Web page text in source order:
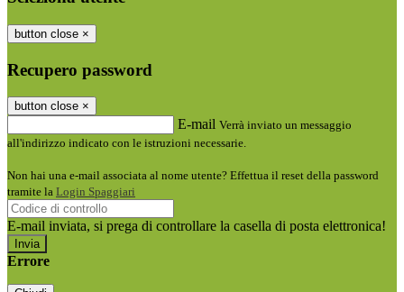
button close ×
Recupero password
button close ×
E-mail Verrà inviato un messaggio
all'indirizzo indicato con le istruzioni necessarie.
Non hai una e-mail associata al nome utente? Effettua il reset della password
tramite la Login Spaggiari
E-mail inviata, si prega di controllare la casella di posta elettronica!
Errore